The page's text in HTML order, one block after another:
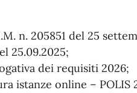
n. 205851 del 25
25.09.2025;
dei requisiti 2026;
istanze online – POLIS